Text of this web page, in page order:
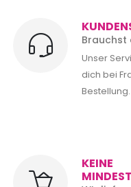
Brauchst
Unser
dich bei
Bestellung.
KEINE